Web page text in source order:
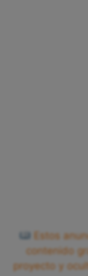
Estos
contenido
proyecto y